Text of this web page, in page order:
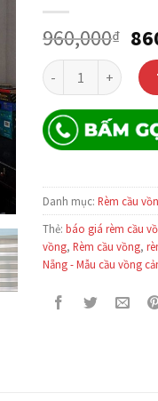
960,000₫
là:
Số lượng
Danh mục:Rèm cầu
Thẻ:báo giá rèm cầu
vồng,Rèm cầu vồng,
Nẵng - Mẫu cầu vồng